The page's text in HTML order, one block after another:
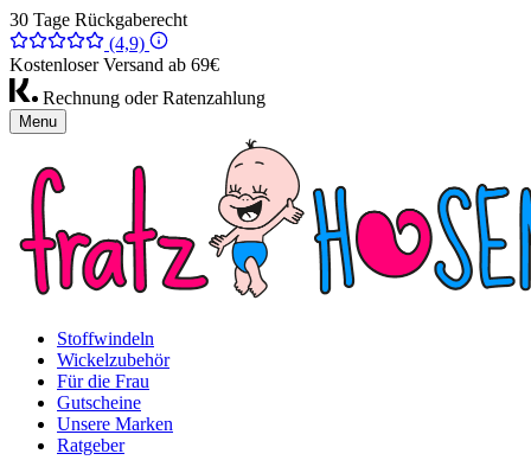
30 Tage Rückgaberecht
(4,9)
Kostenloser Versand ab 69€
Rechnung oder Ratenzahlung
Menu
Stoffwindeln
Wickelzubehör
Für die Frau
Gutscheine
Unsere Marken
Ratgeber